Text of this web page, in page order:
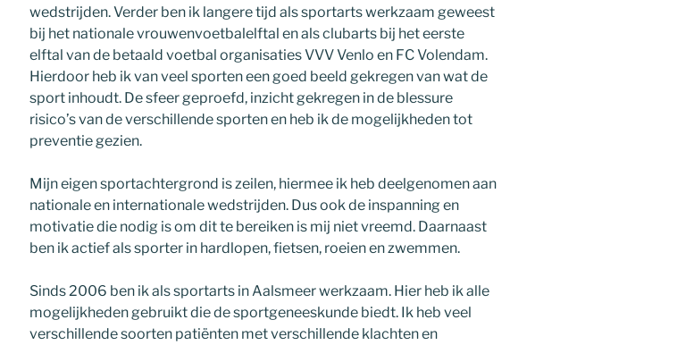
wedstrijden. Verder ben ik langere tijd als sportarts werkzaam geweest
bij het nationale vrouwenvoetbalelftal en als clubarts bij het eerste
elftal van de betaald voetbal organisaties VVV Venlo en FC Volendam.
Hierdoor heb ik van veel sporten een goed beeld gekregen van wat de
sport inhoudt. De sfeer geproefd, inzicht gekregen in de blessure
risico’s van de verschillende sporten en heb ik de mogelijkheden tot
preventie gezien.
Mijn eigen sportachtergrond is zeilen, hiermee ik heb deelgenomen aan
nationale en internationale wedstrijden. Dus ook de inspanning en
motivatie die nodig is om dit te bereiken is mij niet vreemd. Daarnaast
ben ik actief als sporter in hardlopen, fietsen, roeien en zwemmen.
Sinds 2006 ben ik als sportarts in Aalsmeer werkzaam. Hier heb ik alle
mogelijkheden gebruikt die de sportgeneeskunde biedt. Ik heb veel
verschillende soorten patiënten met verschillende klachten en